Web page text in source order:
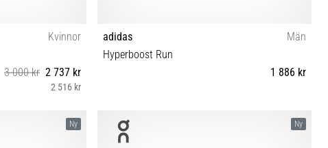
Kvinnor
3 000 kr 2 737 kr
2 516 kr
41 42 42½
adidas
Män
Hyperboost Run
1 886 kr
40⅔ 41⅓ 42 42⅔ 43⅓ 44 44⅔ 45⅓ 46 46⅔ 47⅓
Ny Ny